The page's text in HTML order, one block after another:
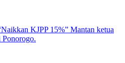
KJPP 15%” Mantan ketua